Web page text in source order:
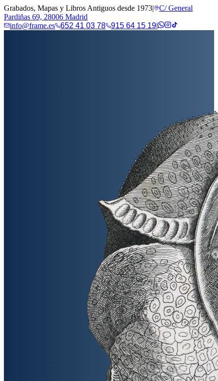
Grabados, Mapas y Libros Antiguos desde 1973|
C/ General
Pardiñas 69, 28006 Madrid
info@frame.es
652 41 03 78 915 64 15 19|